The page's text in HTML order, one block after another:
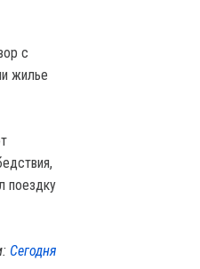
с
жилье
поездку
Сегодня